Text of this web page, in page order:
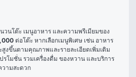
นโต๊ะ เมนูอาหาร และความพรีเมียมของ
ต่อโต๊ะ หากเลือกเมนูพิเศษ เช่น อาหาร
งขึ้นตามคุณภาพและรายละเอียดเพิ่มเติม
รโมชั่น รวมเครื่องดื่ม ของหวาน และบริการ
วามสะดวก